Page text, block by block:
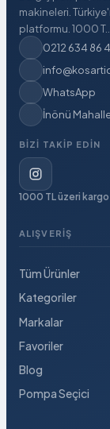
makineleri.
platformu. 1000 T...
0212 634 86
WhatsApp
İnönü
BIZI TAKIP EDIN
1000 TL üzeri
ALIŞVERIŞ
Tüm Ürünler
Kategoriler
Markalar
Favoriler
Blog
Pompa Seçici